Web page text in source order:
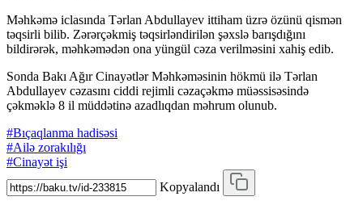
Məhkəmə iclasında Tərlan Abdullayev ittiham üzrə özünü qismən
təqsirli bilib. Zərərçəkmiş təqsirləndirilən şəxslə barışdığını
bildirərək, məhkəmədən ona yüngül cəza verilməsini xahiş edib.
Sonda Bakı Ağır Cinayətlər Məhkəməsinin hökmü ilə Tərlan
Abdullayev cəzasını ciddi rejimli cəzaçəkmə müəssisəsində
çəkməklə 8 il müddətinə azadlıqdan məhrum olunub.
#Bıçaqlanma hadisəsi
#Ailə zorakılığı
#Cinayət işi
Kopyalandı